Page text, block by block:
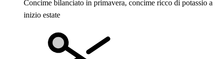
Concime bilanciato in primavera, concime ricco di potassio a
inizio estate